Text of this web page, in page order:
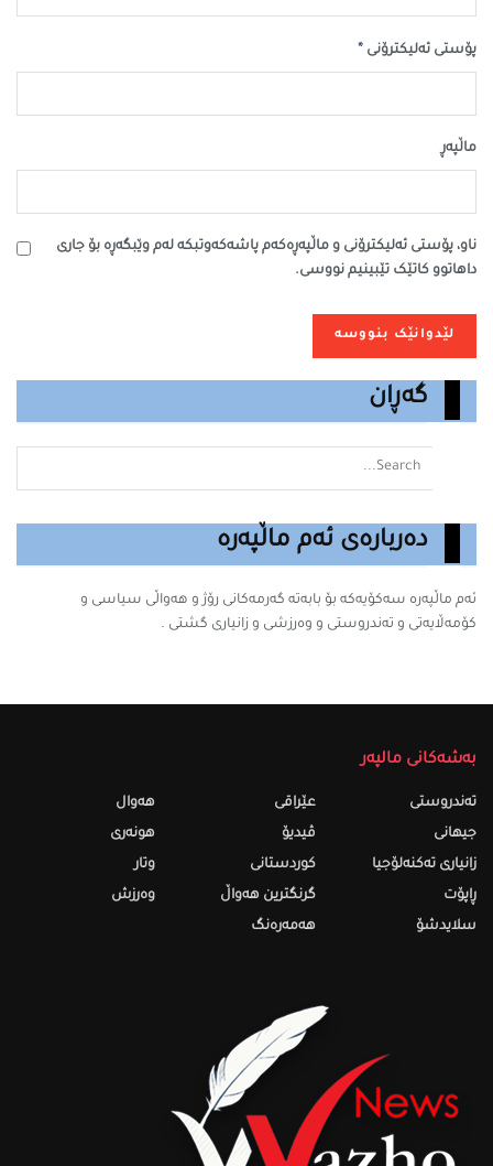
پۆستی ئەلیکترۆنی *
ماڵپه‌ڕ
ناو، پۆستی ئەلیکترۆنی و ماڵپەڕەکەم پاشەکەوتبکە لەم وێبگەڕە بۆ جاری
داهاتوو کاتێک تێبینیم نووسی.
گەڕان
دەربارەی ئەم ماڵپەرە
ئەم ماڵپەرە سه‌كۆیه‌كه‌ بۆ بابه‌ته‌ گه‌رمه‌كانى رۆژ و هەواڵی سیاسی و
کۆمەڵایەتی و تەندروستی و وەرزشی و زانیارى گشتى .
بەشەکانی مالپەر
تەندروستى
جیهانی
زانیاری تەکنەلۆجیا
ڕاپۆت
سلایدشۆ
عێراقی
ڤیدیۆ
کوردستانی
گرنگترین هەواڵ
هەمەرەنگ
هەواڵ
هونەری
وتار
وەرزش